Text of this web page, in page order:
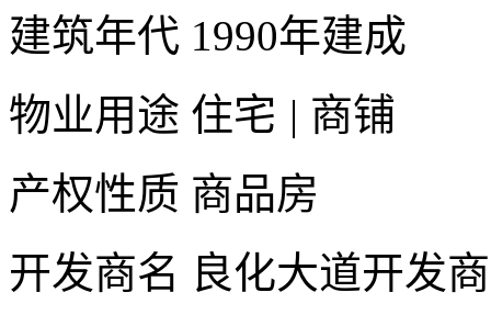
建筑年代 1990年建成
物业用途 住宅 | 商铺
产权性质 商品房
开发商名 良化大道开发商